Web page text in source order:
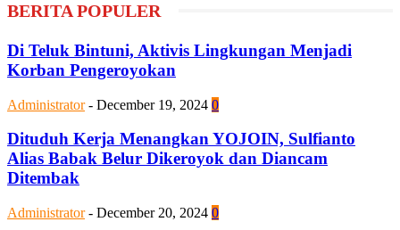
BERITA POPULER
Di Teluk Bintuni, Aktivis Lingkungan Menjadi
Korban Pengeroyokan
Administrator - December 19, 2024 0
Dituduh Kerja Menangkan YOJOIN, Sulfianto
Alias Babak Belur Dikeroyok dan Diancam
Ditembak
Administrator - December 20, 2024 0